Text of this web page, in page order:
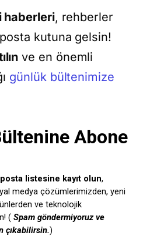
haberleri, rehberler
kutuna gelsin!
ve en önemli
günlük bültenimize